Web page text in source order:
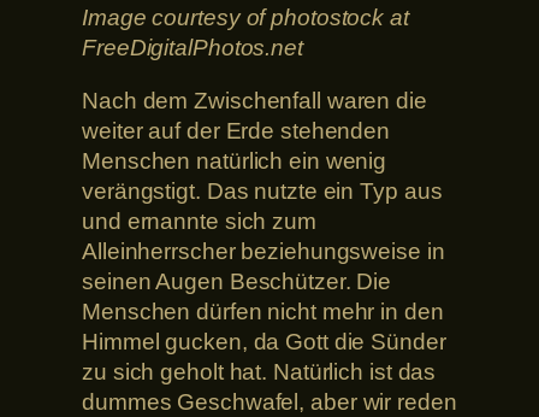
Image courtesy of photostock at
FreeDigitalPhotos.net
Nach dem Zwischenfall waren die
weiter auf der Erde stehenden
Menschen natürlich ein wenig
verängstigt. Das nutzte ein Typ aus
und ernannte sich zum
Alleinherrscher beziehungsweise in
seinen Augen Beschützer. Die
Menschen dürfen nicht mehr in den
Himmel gucken, da Gott die Sünder
zu sich geholt hat. Natürlich ist das
dummes Geschwafel, aber wir reden